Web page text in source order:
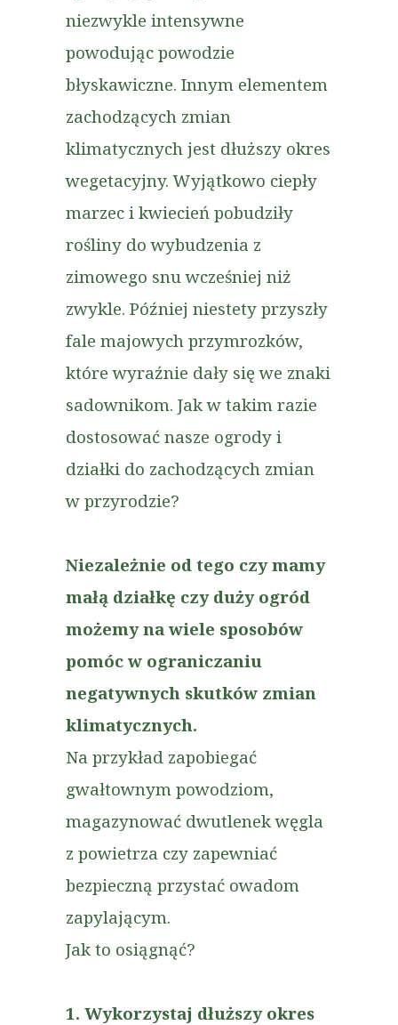
niezwykle intensywne
powodując powodzie
błyskawiczne. Innym elementem
zachodzących zmian
klimatycznych jest dłuższy okres
wegetacyjny. Wyjątkowo ciepły
marzec i kwiecień pobudziły
rośliny do wybudzenia z
zimowego snu wcześniej niż
zwykle. Później niestety przyszły
fale majowych przymrozków,
które wyraźnie dały się we znaki
sadownikom. Jak w takim razie
dostosować nasze ogrody i
działki do zachodzących zmian
w przyrodzie?
Niezależnie od tego czy mamy
małą działkę czy duży ogród
możemy na wiele sposobów
pomóc w ograniczaniu
negatywnych skutków zmian
klimatycznych.
Na przykład zapobiegać
gwałtownym powodziom,
magazynować dwutlenek węgla
z powietrza czy zapewniać
bezpieczną przystać owadom
zapylającym.
Jak to osiągnąć?
1. Wykorzystaj dłuższy okres